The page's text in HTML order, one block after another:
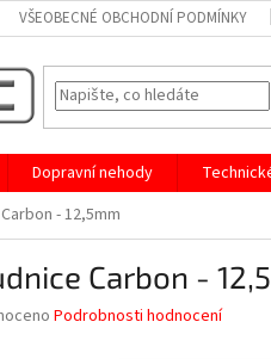
VŠEOBECNÉ OBCHODNÍ PODMÍNKY
Dopravní nehody
- 12,5mm
Carbon -
Podrobnosti hodnocení